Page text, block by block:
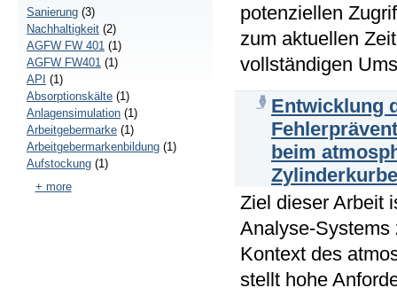
Sanierung (3)
Nachhaltigkeit (2)
AGFW FW 401 (1)
AGFW FW401 (1)
API (1)
Absorptionskälte (1)
Anlagensimulation (1)
Arbeitgebermarke (1)
Arbeitgebermarkenbildung (1)
Aufstockung (1)
+ more
potenziellen
zum aktuellen
vollständigen
Entwicklung
beim
Ziel dieser Arbeit
Analyse-Systems
Kontext des
stellt hohe